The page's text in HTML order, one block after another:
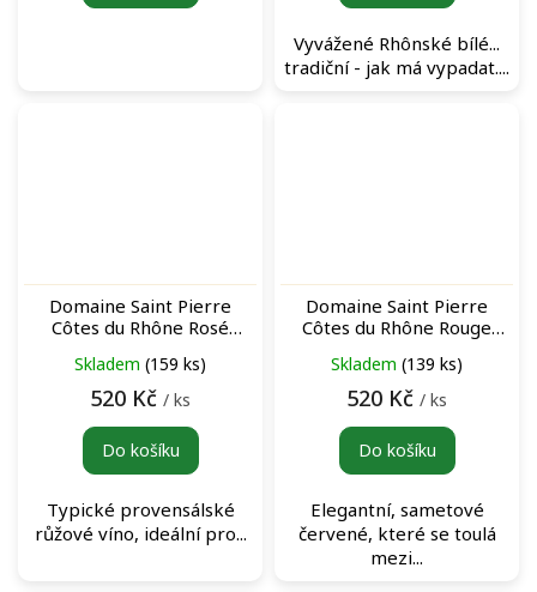
Vyvážené Rhônské bílé...
tradiční - jak má vypadat....
Domaine Saint Pierre
Côtes du Rhône Rosé
Skladem (159 ks)
520 Kč / ks
Do košíku
Typické provensálské
růžové víno, ideální pro...
Domaine Saint Pierre
Côtes du Rhône Rouge
Skladem (139 ks)
520 Kč / ks
Do košíku
Elegantní, sametové
červené, které se toulá
mezi...